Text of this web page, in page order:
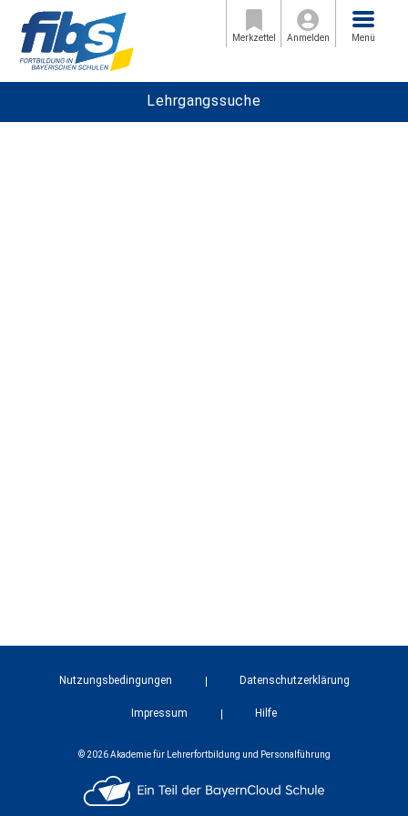
Merkzettel Anmelden
Menü
Menü
Lehrgangssuche
Nutzungsbedingungen Datenschutzerklärung
Impressum Hilfe
© 2026 Akademie für Lehrerfortbildung und Personalführung